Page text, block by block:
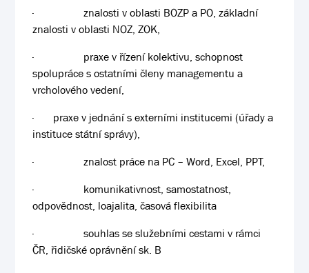
·
znalosti v oblasti BOZP a PO, základní
znalosti v oblasti NOZ, ZOK,
·
praxe v řízení kolektivu, schopnost
spolupráce s ostatními členy managementu a
vrcholového vedení,
·
praxe v jednání s externími institucemi (úřady a
instituce státní správy),
·
znalost práce na PC – Word, Excel, PPT,
·
komunikativnost, samostatnost,
odpovědnost, loajalita, časová flexibilita
·
souhlas se služebními cestami v rámci
ČR, řidičské oprávnění sk. B